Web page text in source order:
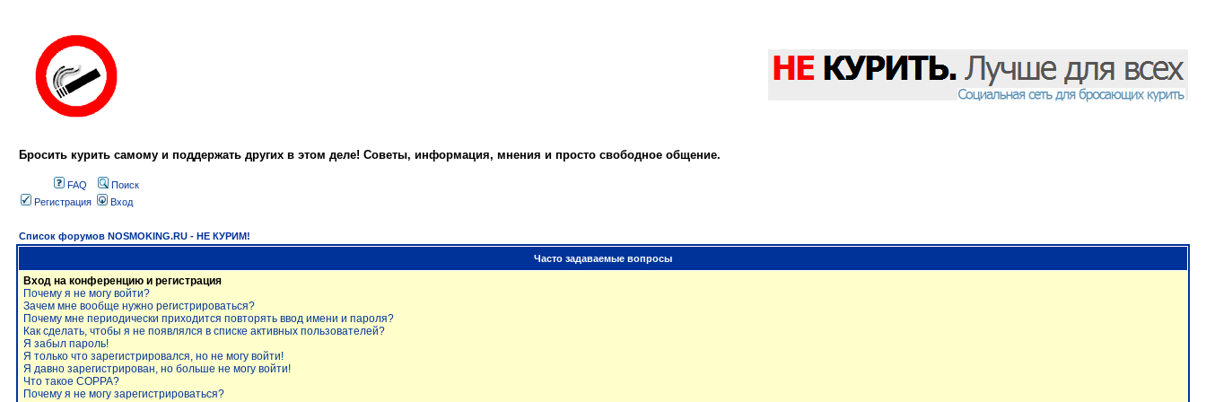
Бросить курить самому и поддержать других в этом деле! Советы, информация, мнения и просто свободное общение.
FAQ
Поиск
Регистрация
Вход
Список форумов NOSMOKING.RU - НЕ КУРИМ!
Часто задаваемые вопросы
Вход на конференцию и регистрация
Почему я не могу войти?
Зачем мне вообще нужно регистрироваться?
Почему мне периодически приходится повторять ввод имени и пароля?
Как сделать, чтобы я не появлялся в списке активных пользователей?
Я забыл пароль!
Я только что зарегистрировался, но не могу войти!
Я давно зарегистрирован, но больше не могу войти!
Что такое COPPA?
Почему я не могу зарегистрироваться?